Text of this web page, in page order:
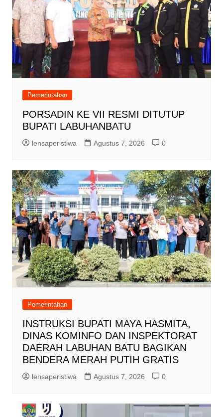
Pemerintahan
PORSADIN KE VII RESMI DITUTUP
BUPATI LABUHANBATU
lensaperistiwa Agustus 7, 2026 0
Pemerintahan
INSTRUKSI BUPATI MAYA HASMITA,
DINAS KOMINFO DAN INSPEKTORAT
DAERAH LABUHAN BATU BAGIKAN
BENDERA MERAH PUTIH GRATIS
lensaperistiwa Agustus 7, 2026 0